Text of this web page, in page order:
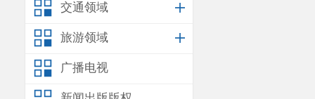
交通领域
旅游领域
广播电视